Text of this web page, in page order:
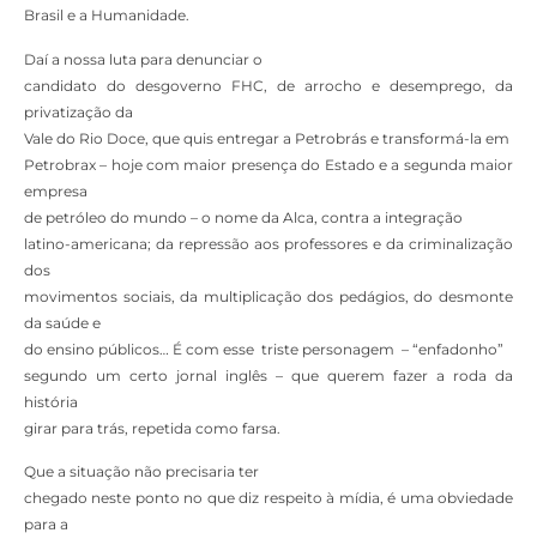
Brasil e a Humanidade.
Daí a nossa luta para denunciar o
candidato do desgoverno FHC, de arrocho e desemprego, da
privatização da
Vale do Rio Doce, que quis entregar a Petrobrás e transformá-la em
Petrobrax – hoje com maior presença do Estado e a segunda maior
empresa
de petróleo do mundo – o nome da Alca, contra a integração
latino-americana; da repressão aos professores e da criminalização
dos
movimentos sociais, da multiplicação dos pedágios, do desmonte
da saúde e
do ensino públicos… É com esse triste personagem – “enfadonho”
segundo um certo jornal inglês – que querem fazer a roda da
história
girar para trás, repetida como farsa.
Que a situação não precisaria ter
chegado neste ponto no que diz respeito à mídia, é uma obviedade
para a